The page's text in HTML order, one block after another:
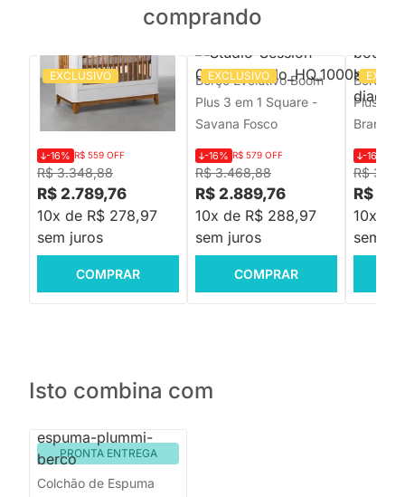
comprando
EXCLUSIVO
Berço Evolutivo Boom
Slim 3 em 1 Square -
R$ 3.348,88
-16% R$ 559 OFF
R$ 2.789,76
10x de R$ 278,97
sem juros
COMPRAR
EXCLUSIVO
Berço Evolutivo Boom
Plus 3 em 1 Square -
Savana Fosco
R$ 3.468,88
-16% R$ 579 OFF
R$ 2.889,76
10x de R$ 288,97
sem juros
COMPRAR
Berço
Plus 3
Branco
R$
-16%
R$
10x de
sem
Isto combina com
PRONTA ENTREGA
Colchão de Espuma